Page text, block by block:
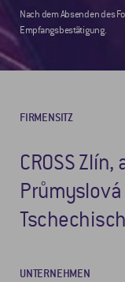
Nach dem Absenden des
Empfangsbestätigung.
FIRMENSITZ
CROSS Zlín,
UNTERNEHMEN